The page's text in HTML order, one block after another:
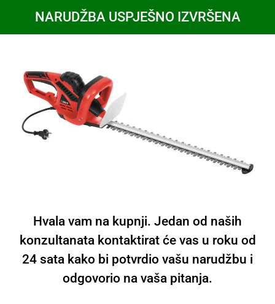
NARUDŽBA USPJEŠNO IZVRŠENA
Hvala vam na kupnji. Jedan od naših
konzultanata kontaktirat će vas u roku od
24 sata kako bi potvrdio vašu narudžbu i
odgovorio na vaša pitanja.